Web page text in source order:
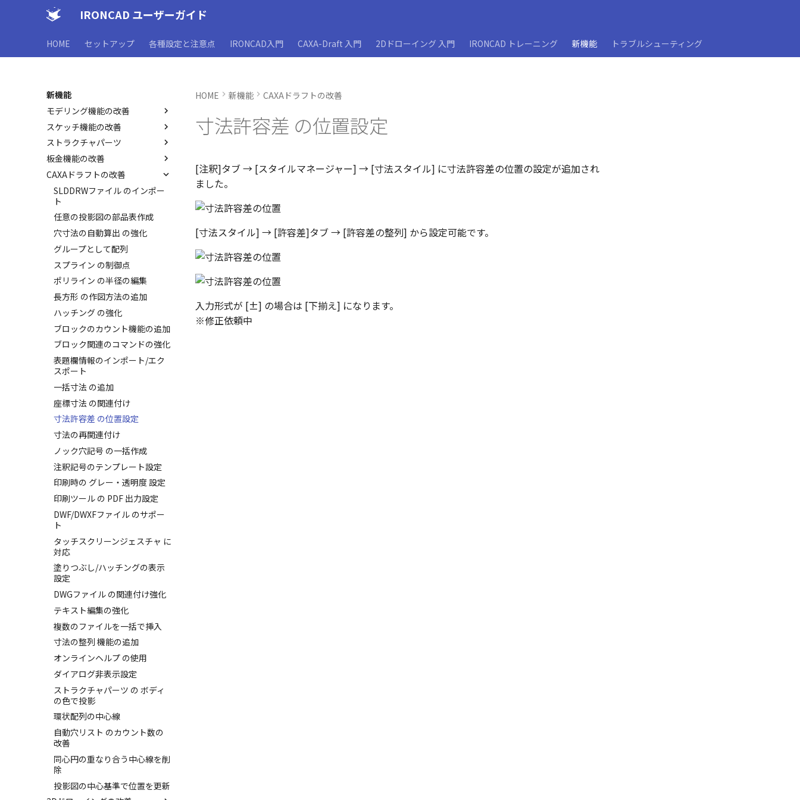
IRONCAD ユーザーガイド
HOME セットアップ 各種設定と注意点 IRONCAD入門 CAXA-Draft 入門 2Dドローイング 入門 IRONCAD トレーニング 新機能 トラブルシューティング
新機能
モデリング機能の改善
お気に入りカタログの追加
シーンブラウザとファイル保存
名の設定方法の変更
オブジェクトビューア/プロパ
ティリストに表示
プロパティリストでのプロパテ
ィ編集
カタログブラウザでの
Ctrl+C/Ctrl+V のサポート
Smart Dimension で Ctrl キー
を押した際のアンカーの表示改
善
エクスポートオプションのデフ
ォルト設定の追加
アセンブリレベルでの [アクテ
ィブに設定]
中心線と形状の異なる断面図形
を使用したロフトの改善
干渉チェックでの直接編集、除
外設定の追加
パーツの [ベンド/ツイスト] 機
能の追加
アセンブリレベルでのミラー
エッジ配列-最大距離での等間
隔 の追加
TriBall で作成した配列に後か
らフィーチャを追加する
開始位置サポートによるねじ山
機能の改善
TriBall で作成した配列に後か
らリンクを作成する
シェル化の際にエラー箇所をハ
イライト表示
編集ハンドルでの上限/下限設
定の強化
サーフェスの G2タイプ のサポ
ート
配置拘束時にグローバル座標系
を参照
配置拘束-フォロワー/カム拘束
の強化
パラメーター Excel連携時のレ
イアウト変更
配管機能の追加
TriBall [点からの距離を編集]
で寸法拘束を作成
材料のみをカタログに登録する
ミラーパーツ/アセンブリのオ
プション強化
TriBall で作成した配列のカタ
ログ登録をサポート
スケッチ機能の改善
寸法作成時にパーツを参照
フィーチャからスケッチを抽出
フィレットのための選択フィル
ターの追加
断面図形の表示精度の向上
投影オプションの追加
パラメータ化による寸法編集の
強化
DWG/DXFのインポートの強化
ストラクチャパーツ
曲線に接するエッジ配列の強化
ストラクチャフレームのトリム
機能の強化
ストラクチャフレームの挿入設
定
フィーチャのグループ化
パーツプロパティをボディに反
映させる
関連付けされたボディのデフォ
ルトファイル名の改善
板金機能の改善
クイックベンド の追加
曲加工ストック の断面図形
見積表 に価格列を追加
スケッチベンド の設定を保存
配列で作成したスケッチ線に沿
ってベンドを作成
スケッチベンド にハンドルを
追加
エッジ端に関連付けられていな
いベンドのサポート
板金パーツ変換時のプロパティ
情報
ストックテーブルのソート/フ
ィルタリング
展開パーツ の曲げ部設定
留め継ぎを追加 の正確性の強
化
CAXAドラフトの改善
SLDDRWファイル のインポー
ト
任意の投影図の部品表作成
穴寸法の自動算出 の強化
グループとして配列
スプライン の制御点
ポリライン の半径の編集
長方形 の作図方法の追加
ハッチング の強化
ブロックのカウント機能の追加
ブロック関連のコマンドの強化
表題欄情報のインポート/エク
スポート
一括寸法 の追加
座標寸法 の関連付け
寸法許容差 の位置設定
寸法の再関連付け
ノック穴記号 の一括作成
注釈記号のテンプレート設定
印刷時の グレー・透明度 設定
印刷ツール の PDF 出力設定
DWF/DWXFファイル のサポー
ト
タッチスクリーンジェスチャ に
対応
塗りつぶし/ハッチングの表示
設定
DWGファイル の関連付け強化
テキスト編集の強化
複数のファイルを一括で挿入
寸法の整列 機能の追加
オンラインヘルプ の使用
ダイアログ非表示設定
ストラクチャパーツ の ボディ
の色で投影
環状配列の中心線
自動穴リスト のカウント数の
改善
同心円の重なり合う中心線を削
除
投影図の中心基準で位置を更新
HOME 新機能 CAXAドラフトの改善
寸法許容差 の位置設定
[注釈]タブ → [スタイルマネージャー] → [寸法スタイル] に寸法許容差の位置の設定が追加され
ました。
[寸法スタイル] → [許容差]タブ → [許容差の整列] から設定可能です。
入力形式が [±] の場合は [下揃え] になります。
※修正依頼中